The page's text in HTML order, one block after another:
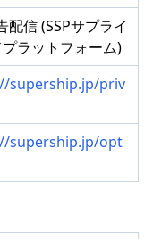
配信 (SSPサプライ
ラットフォーム)
supership.jp/priv
supership.jp/opt